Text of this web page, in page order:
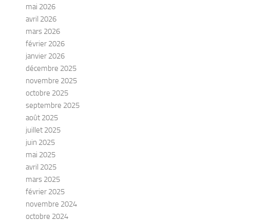
mai 2026
avril 2026
mars 2026
février 2026
janvier 2026
décembre 2025
novembre 2025
octobre 2025
septembre 2025
août 2025
juillet 2025
juin 2025
mai 2025
avril 2025
mars 2025
février 2025
novembre 2024
octobre 2024